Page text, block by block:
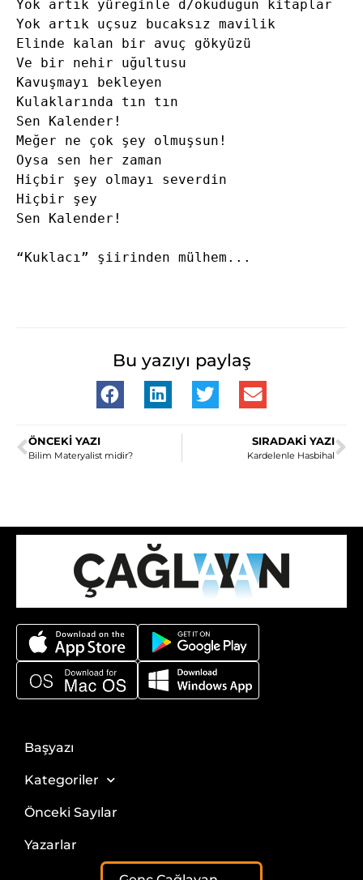
Yok artık yüreğinle d/okuduğun kitaplar
Yok artık uçsuz bucaksız mavilik
Elinde kalan bir avuç gökyüzü
Ve bir nehir uğultusu
Kavuşmayı bekleyen
Kulaklarında tın tın
Sen Kalender!
Meğer ne çok şey olmuşsun!
Oysa sen her zaman
Hiçbir şey olmayı severdin
Hiçbir şey
Sen Kalender!
“Kuklacı” şiirinden mülhem...
Bu yazıyı paylaş
ÖNCEKI YAZI
Bilim Materyalist midir?
SIRADAKI YAZI
Kardelenle Hasbihal
Başyazı
Kategoriler
Önceki Sayılar
Yazarlar